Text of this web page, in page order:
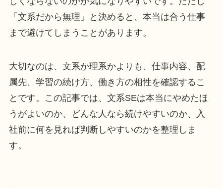
「文系だから無理」と決めると、本当は合う仕事
まで避けてしまうことがあります。
大切なのは、文系か理系かよりも、仕事内容、配
属先、学習の続け方、働き方の相性を確認するこ
とです。この記事では、文系SEは本当にやめたほ
うがよいのか、どんな人なら続けやすいのか、入
社前に何を見れば判断しやすいのかを整理しま
す。